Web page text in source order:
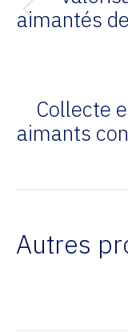
aimantés
Collecte
aimants
Autres